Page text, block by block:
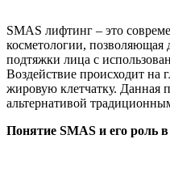
SMAS лифтинг – это
косметологии, позволяющая
подтяжки лица с
Воздействие происходит на
жировую клетчатку. Данная
альтернативой
Понятие SMAS и его роль